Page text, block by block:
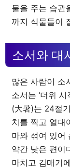
물을 주는 습관
까지 식물들이
소서와 대
많은 사람이 소
소서는 ‘더위 시
(大暑)는 24절
치를 찍고 열대
마와 섞여 있어
약간 낮은 편이
마치고 김매기